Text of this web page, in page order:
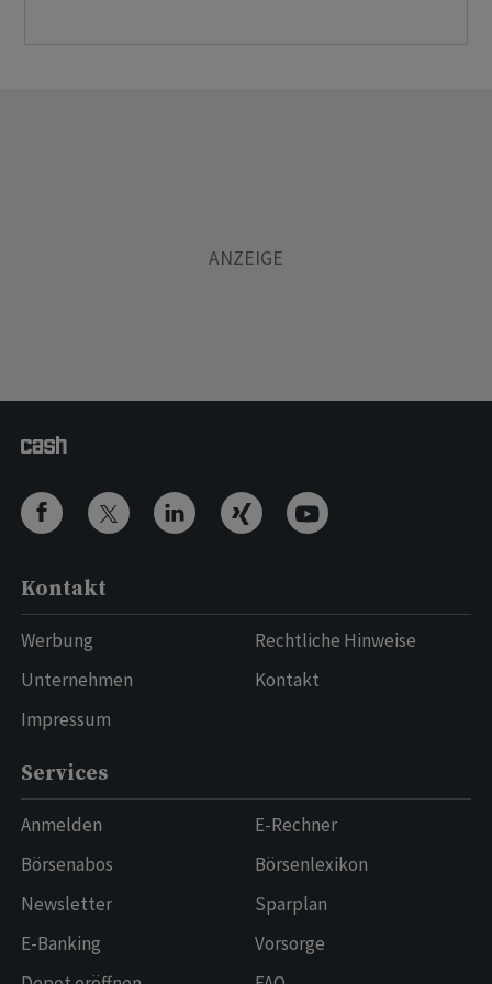
Kontakt
Werbung
Unternehmen
Impressum
Rechtliche Hinweise
Kontakt
Services
Anmelden
Börsenabos
Newsletter
E-Banking
E-Rechner
Börsenlexikon
Sparplan
Vorsorge